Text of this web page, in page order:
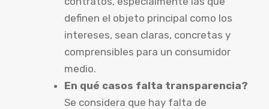
definen el objeto principal como los
intereses, sean claras, concretas y
comprensibles para un consumidor
medio.
En qué casos falta transparencia?
Se considera que hay falta de